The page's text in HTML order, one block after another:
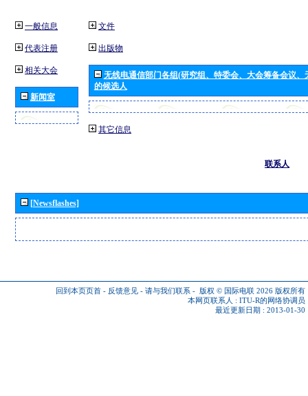
一般信息
代表注册
相关大会
新闻室
文件
出版物
无线电通信部门各组(研究组、特委会、大会筹备会议
的候选人
其它信息
联系人
[Newsflashes]
回到本页页首 - 反馈意见 - 请与我们联系 - 版权 © 国际电联 2026 版权所有
本网页联系人 : ITU-R的网络协调员
最近更新日期 : 2013-01-30